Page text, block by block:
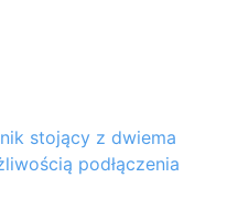
stojący z dwiema
podłączenia